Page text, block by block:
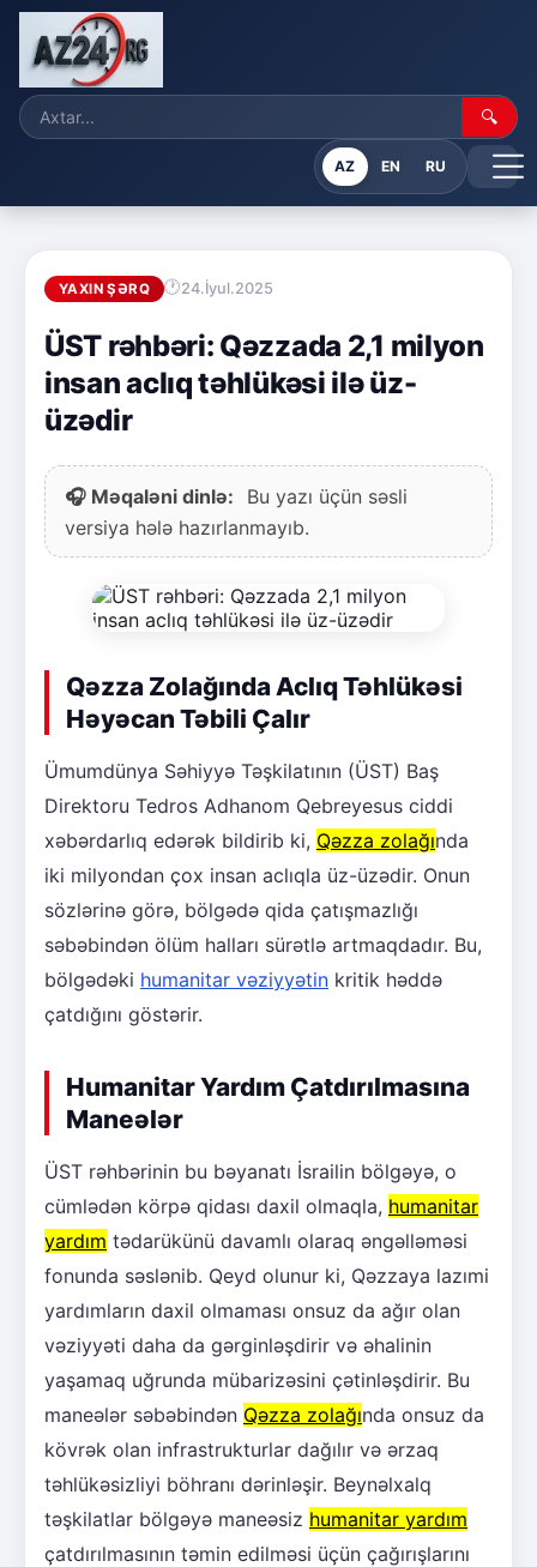
🔍
AZ EN RU
YAXIN ŞƏRQ 24.İyul.2025
ÜST rəhbəri: Qəzzada 2,1 milyon
insan aclıq təhlükəsi ilə üz-
üzədir
🎧 Məqaləni dinlə:
Bu yazı üçün səsli
versiya hələ hazırlanmayıb.
Qəzza Zolağında Aclıq Təhlükəsi
Həyəcan Təbili Çalır
Ümumdünya Səhiyyə Təşkilatının (ÜST) Baş
Direktoru Tedros Adhanom Qebreyesus ciddi
xəbərdarlıq edərək bildirib ki, Qəzza zolağında
iki milyondan çox insan aclıqla üz-üzədir. Onun
sözlərinə görə, bölgədə qida çatışmazlığı
səbəbindən ölüm halları sürətlə artmaqdadır. Bu,
bölgədəki humanitar vəziyyətin kritik həddə
çatdığını göstərir.
Humanitar Yardım Çatdırılmasına
Maneələr
ÜST rəhbərinin bu bəyanatı İsrailin bölgəyə, o
cümlədən körpə qidası daxil olmaqla, humanitar
yardım tədarükünü davamlı olaraq əngəlləməsi
fonunda səslənib. Qeyd olunur ki, Qəzzaya lazımi
yardımların daxil olmaması onsuz da ağır olan
vəziyyəti daha da gərginləşdirir və əhalinin
yaşamaq uğrunda mübarizəsini çətinləşdirir. Bu
maneələr səbəbindən Qəzza zolağında onsuz da
kövrək olan infrastrukturlar dağılır və ərzaq
təhlükəsizliyi böhranı dərinləşir. Beynəlxalq
təşkilatlar bölgəyə maneəsiz humanitar yardım
çatdırılmasının təmin edilməsi üçün çağırışlarını